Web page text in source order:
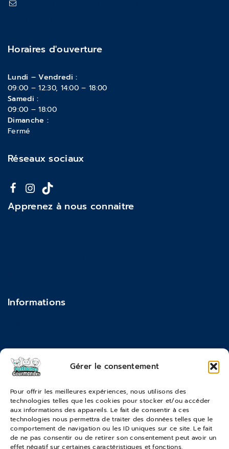
Gérer le consentement
Pour offrir les meilleures expériences, nous utilisons des
technologies telles que les cookies pour stocker et/ou accéder
aux informations des appareils. Le fait de consentir à ces
technologies nous permettra de traiter des données telles que le
comportement de navigation ou les ID uniques sur ce site. Le fait
de ne pas consentir ou de retirer son consentement peut avoir un
effet négatif sur certaines caractéristiques et fonctions.
Horaires d'ouverture
Lundi – Vendredi :
09:00 – 12:30, 14:00 – 18:00
Samedi :
09:00 – 18:00
Dimanche :
Fermé
Réseaux sociaux
Apprenez à nous connaitre
Informations
Moyens de paiements
Conditions générales de vente
Suivi de commande
Services & Retours